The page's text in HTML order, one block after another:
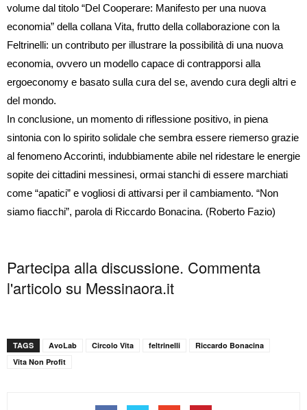
volume dal titolo “Del Cooperare: Manifesto per una nuova
economia” della collana Vita, frutto della collaborazione con la
Feltrinelli: un contributo per illustrare la possibilità di una nuova
economia, ovvero un modello capace di contrapporsi alla
ergoeconomy e basato sulla cura del se, avendo cura degli altri e
del mondo.
In conclusione, un momento di riflessione positivo, in piena
sintonia con lo spirito solidale che sembra essere riemerso grazie
al fenomeno Accorinti, indubbiamente abile nel ridestare le energie
sopite dei cittadini messinesi, ormai stanchi di essere marchiati
come “apatici” e vogliosi di attivarsi per il cambiamento. “Non
siamo fiacchi”, parola di Riccardo Bonacina. (Roberto Fazio)
Partecipa alla discussione. Commenta
l'articolo su Messinaora.it
TAGS AvoLab Circolo Vita feltrinelli
Riccardo Bonacina
Vita Non Profit